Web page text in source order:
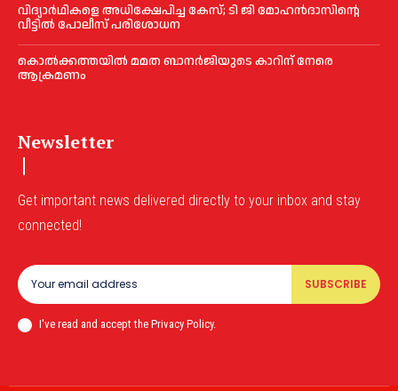
വിദ്യാര്‍ഥികളെ അധിക്ഷേപിച്ച കേസ്; ടി ജി മോഹന്‍ദാസിന്റെ
വീട്ടില്‍ പോലീസ് പരിശോധന
കൊല്‍ക്കത്തയില്‍ മമത ബാനര്‍ജിയുടെ കാറിന് നേരെ
ആക്രമണം
Newsletter
Get important news delivered directly to your inbox and stay
connected!
SUBSCRIBE
I've read and accept the Privacy Policy.